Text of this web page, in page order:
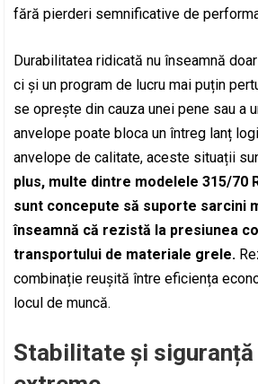
fără pierderi semnificative de
Durabilitatea ridicată nu înseamnă
ci și un program de lucru mai puțin
se oprește din cauza unei pene sau a
anvelope poate bloca un întreg lanț
anvelope de calitate, aceste situații
plus, multe dintre modelele 315/70
sunt concepute să suporte sarcini
înseamnă că rezistă la presiunea
transportului de materiale grele.
combinație reușită între eficiența
locul de muncă.
Stabilitate și